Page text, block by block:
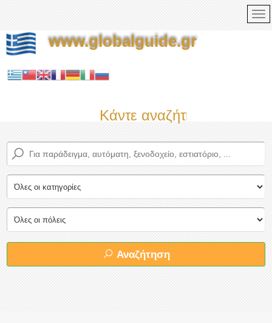
www.globalguide.gr
Κάντε αναζήτηση τώρα
Αναζήτηση